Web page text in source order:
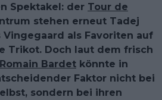
Spektakel: der Tour de
stehen erneut Tadej
Vingegaard als Favoriten auf
Trikot. Doch laut dem frisch
Romain Bardet könnte in
Faktor nicht bei
sondern bei ihren